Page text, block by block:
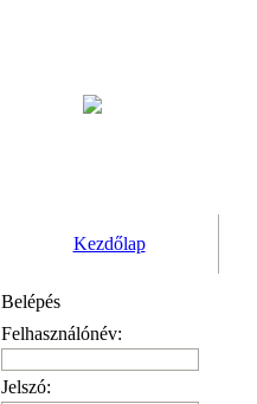
Kezdőlap
Belépés
Felhasználónév:
Jelszó: